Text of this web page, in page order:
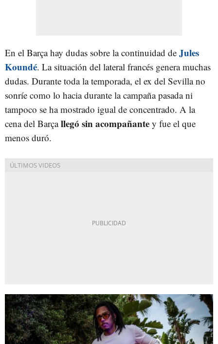
En el Barça hay dudas sobre la continuidad de Jules
Koundé. La situación del lateral francés genera muchas
dudas. Durante toda la temporada, el ex del Sevilla no
sonríe como lo hacia durante la campaña pasada ni
tampoco se ha mostrado igual de concentrado. A la
cena del Barçallegó sin acompañante y fue el que
menos duró.